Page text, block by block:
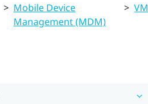
> Mobile Device
Management (MDM)
>